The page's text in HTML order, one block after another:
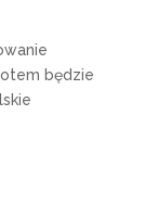
będzie